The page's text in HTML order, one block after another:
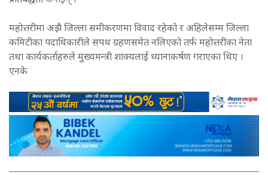
महोत्तरीमा अझै जिल्ला समीकरणमा विवाद रहेको र अहिलेसम्म जिल्ला
कमिटीका पदाधिकारीले सपथ ग्रहणसमेत नलिएको तर्फ महोत्तरीका नेता
तथा कार्यकर्ताहरुले मुख्यमन्त्री शाक्यलाई ध्यानाकर्षण गराएका थिए ।
एनके